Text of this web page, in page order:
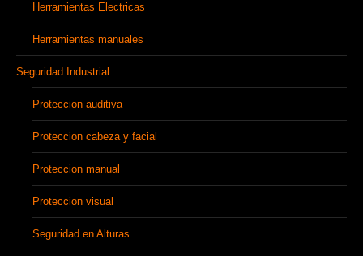
Herramientas Electricas
Herramientas manuales
Seguridad Industrial
Proteccion auditiva
Proteccion cabeza y facial
Proteccion manual
Proteccion visual
Seguridad en Alturas